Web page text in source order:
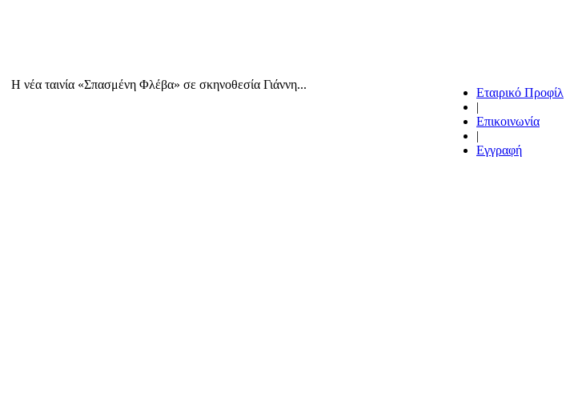
Εταιρικό Προφίλ
|
Επικοινωνία
|
Εγγραφή
Η νέα ταινία «Σπασμένη Φλέβα» σε σκηνοθεσία Γιάννη...